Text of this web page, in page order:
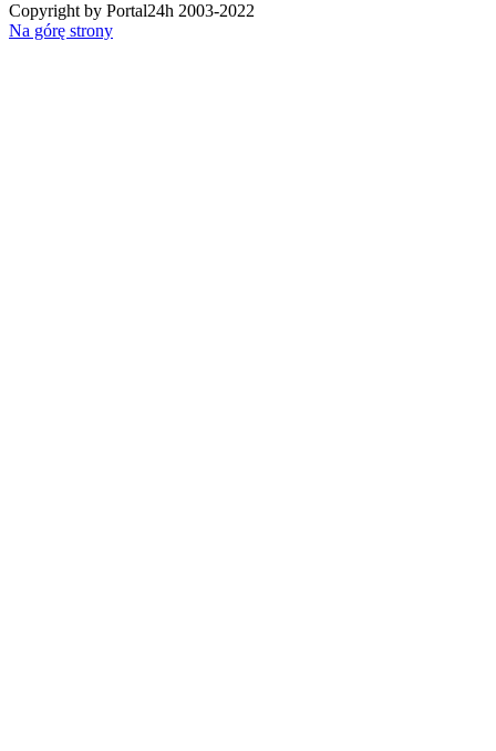
Copyright by Portal24h 2003-2022
Na górę strony